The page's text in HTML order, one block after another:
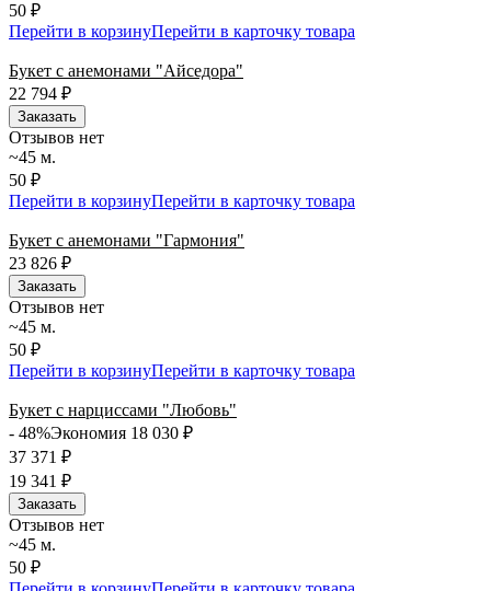
50 ₽
Перейти в корзинуПерейти в карточку товара
Букет с анемонами "Айседора"
22 794 ₽
Заказать
Отзывов нет
~45 м.
50 ₽
Перейти в корзинуПерейти в карточку товара
Букет с анемонами "Гармония"
23 826 ₽
Заказать
Отзывов нет
~45 м.
50 ₽
Перейти в корзинуПерейти в карточку товара
Букет с нарциссами "Любовь"
- 48%Экономия 18 030 ₽
37 371 ₽
19 341 ₽
Заказать
Отзывов нет
~45 м.
50 ₽